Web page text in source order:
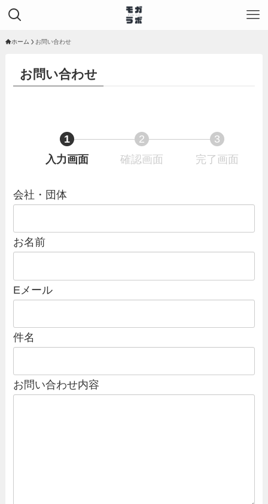
ホーム お問い合わせ
お問い合わせ
1
入力画面現
示
て
る
画
で
す。
2
確認画面
示
て
る
画
で
す。
3
完了画面
示
て
る
画
で
す。
会社・団体
お名前
Eメール
件名
お問い合わせ内容